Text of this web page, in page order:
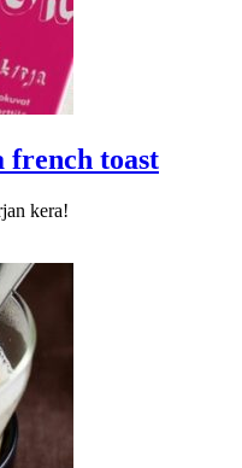
toast
kera!